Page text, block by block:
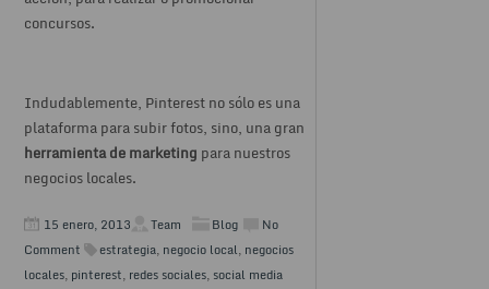
concursos.
Indudablemente, Pinterest no sólo es una
plataforma para subir fotos, sino, una gran
herramienta de marketing para nuestros
negocios locales.
15 enero, 2013 Team Blog
No
Comment
estrategia, negocio local, negocios
locales, pinterest, redes sociales, social media